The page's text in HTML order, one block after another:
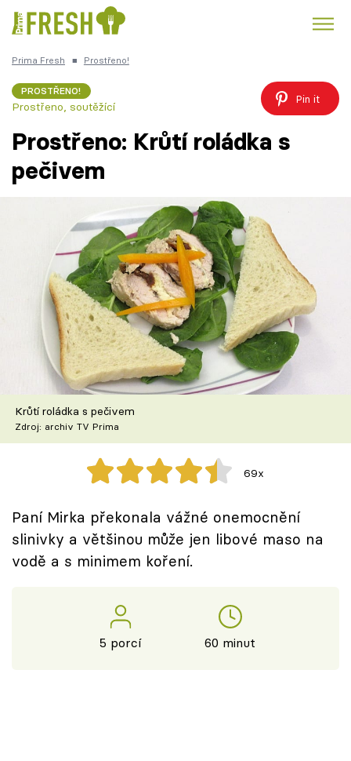
Česká kuchyně
Recepty
Články
TV Program
Škola vaření
Recepty z TV
Speciál: Cuketa
Těhotnej kuchař
Sledujte prima+
Přihlášení
Prima Fresh ■ Prostřeno!
PROSTŘENO!
Prostřeno, soutěžící
Pin it
Prostřeno: Krůtí roládka s
pečivem
Krůtí roládka s pečivem
Zdroj: archiv TV Prima
69x
Paní Mirka překonala vážné onemocnění
slinivky a většinou může jen libové maso na
vodě a s minimem koření.
5 porcí 60 minut